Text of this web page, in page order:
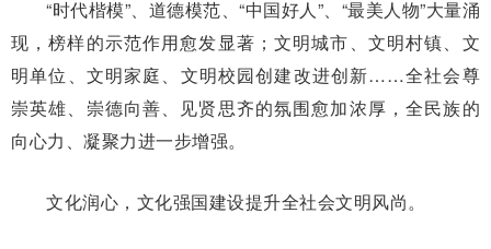
“时代楷模”、道德模范、“中国好人”、“最美人物”大量涌
现，榜样的示范作用愈发显著；文明城市、文明村镇、文
明单位、文明家庭、文明校园创建改进创新……全社会尊
崇英雄、崇德向善、见贤思齐的氛围愈加浓厚，全民族的
向心力、凝聚力进一步增强。
文化润心，文化强国建设提升全社会文明风尚。